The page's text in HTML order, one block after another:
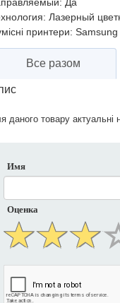
Лазерный
принтери:
Все разом
даного товару актуальні
Имя
Оценка